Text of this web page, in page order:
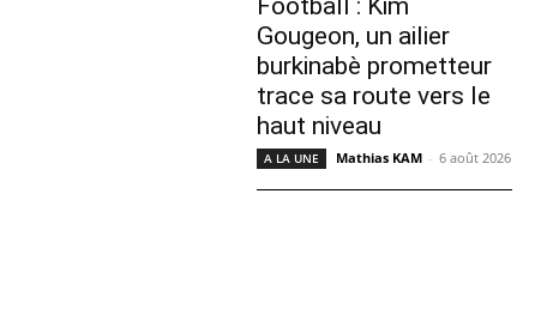
Football : Kim
Gougeon, un ailier
burkinabè prometteur
trace sa route vers le
haut niveau
A LA UNE Mathias KAM - 6 août 2026